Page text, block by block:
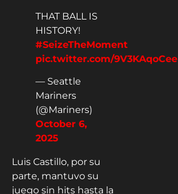
THAT BALL IS
HISTORY!
#SeizeTheMoment
pic.twitter.com/9V3KAqoCee
— Seattle
Mariners
(@Mariners)
October 6,
2025
Luis Castillo, por su
parte, mantuvo su
juego sin hits hasta la